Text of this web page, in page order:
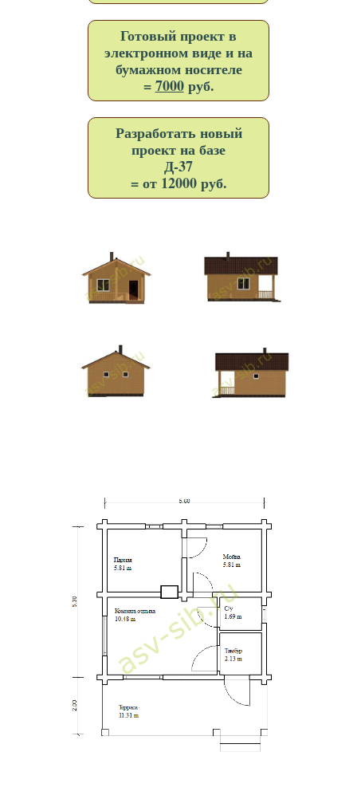
Готовый проект в
электронном виде и на
бумажном носителе
=7000руб.
Разработать новый
проект на базе
Д-37
= от 12000 руб.